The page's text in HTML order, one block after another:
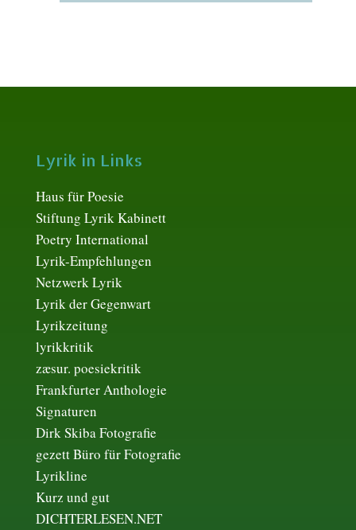
Lyrik in Links
Haus für Poesie
Stiftung Lyrik Kabinett
Poetry International
Lyrik-Empfehlungen
Netzwerk Lyrik
Lyrik der Gegenwart
Lyrikzeitung
lyrikkritik
zæsur. poesiekritik
Frankfurter Anthologie
Signaturen
Dirk Skiba Fotografie
gezett Büro für Fotografie
Lyrikline
Kurz und gut
DICHTERLESEN.NET